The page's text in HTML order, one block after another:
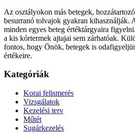
Az osztályokon más betegek,
besurranó tolvajok gyakran kihasználják.
minden egyes beteg értéktárgyaira
a kis kórtermek ajtajai sem zárhatóak.
fontos, hogy Önök, betegek is
értékeire.
Kategóriák
Korai felismerés
Vizsgálatok
Kezelési terv
Műtét
Sugárkezelés